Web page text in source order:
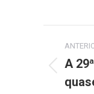
Post
post:
A